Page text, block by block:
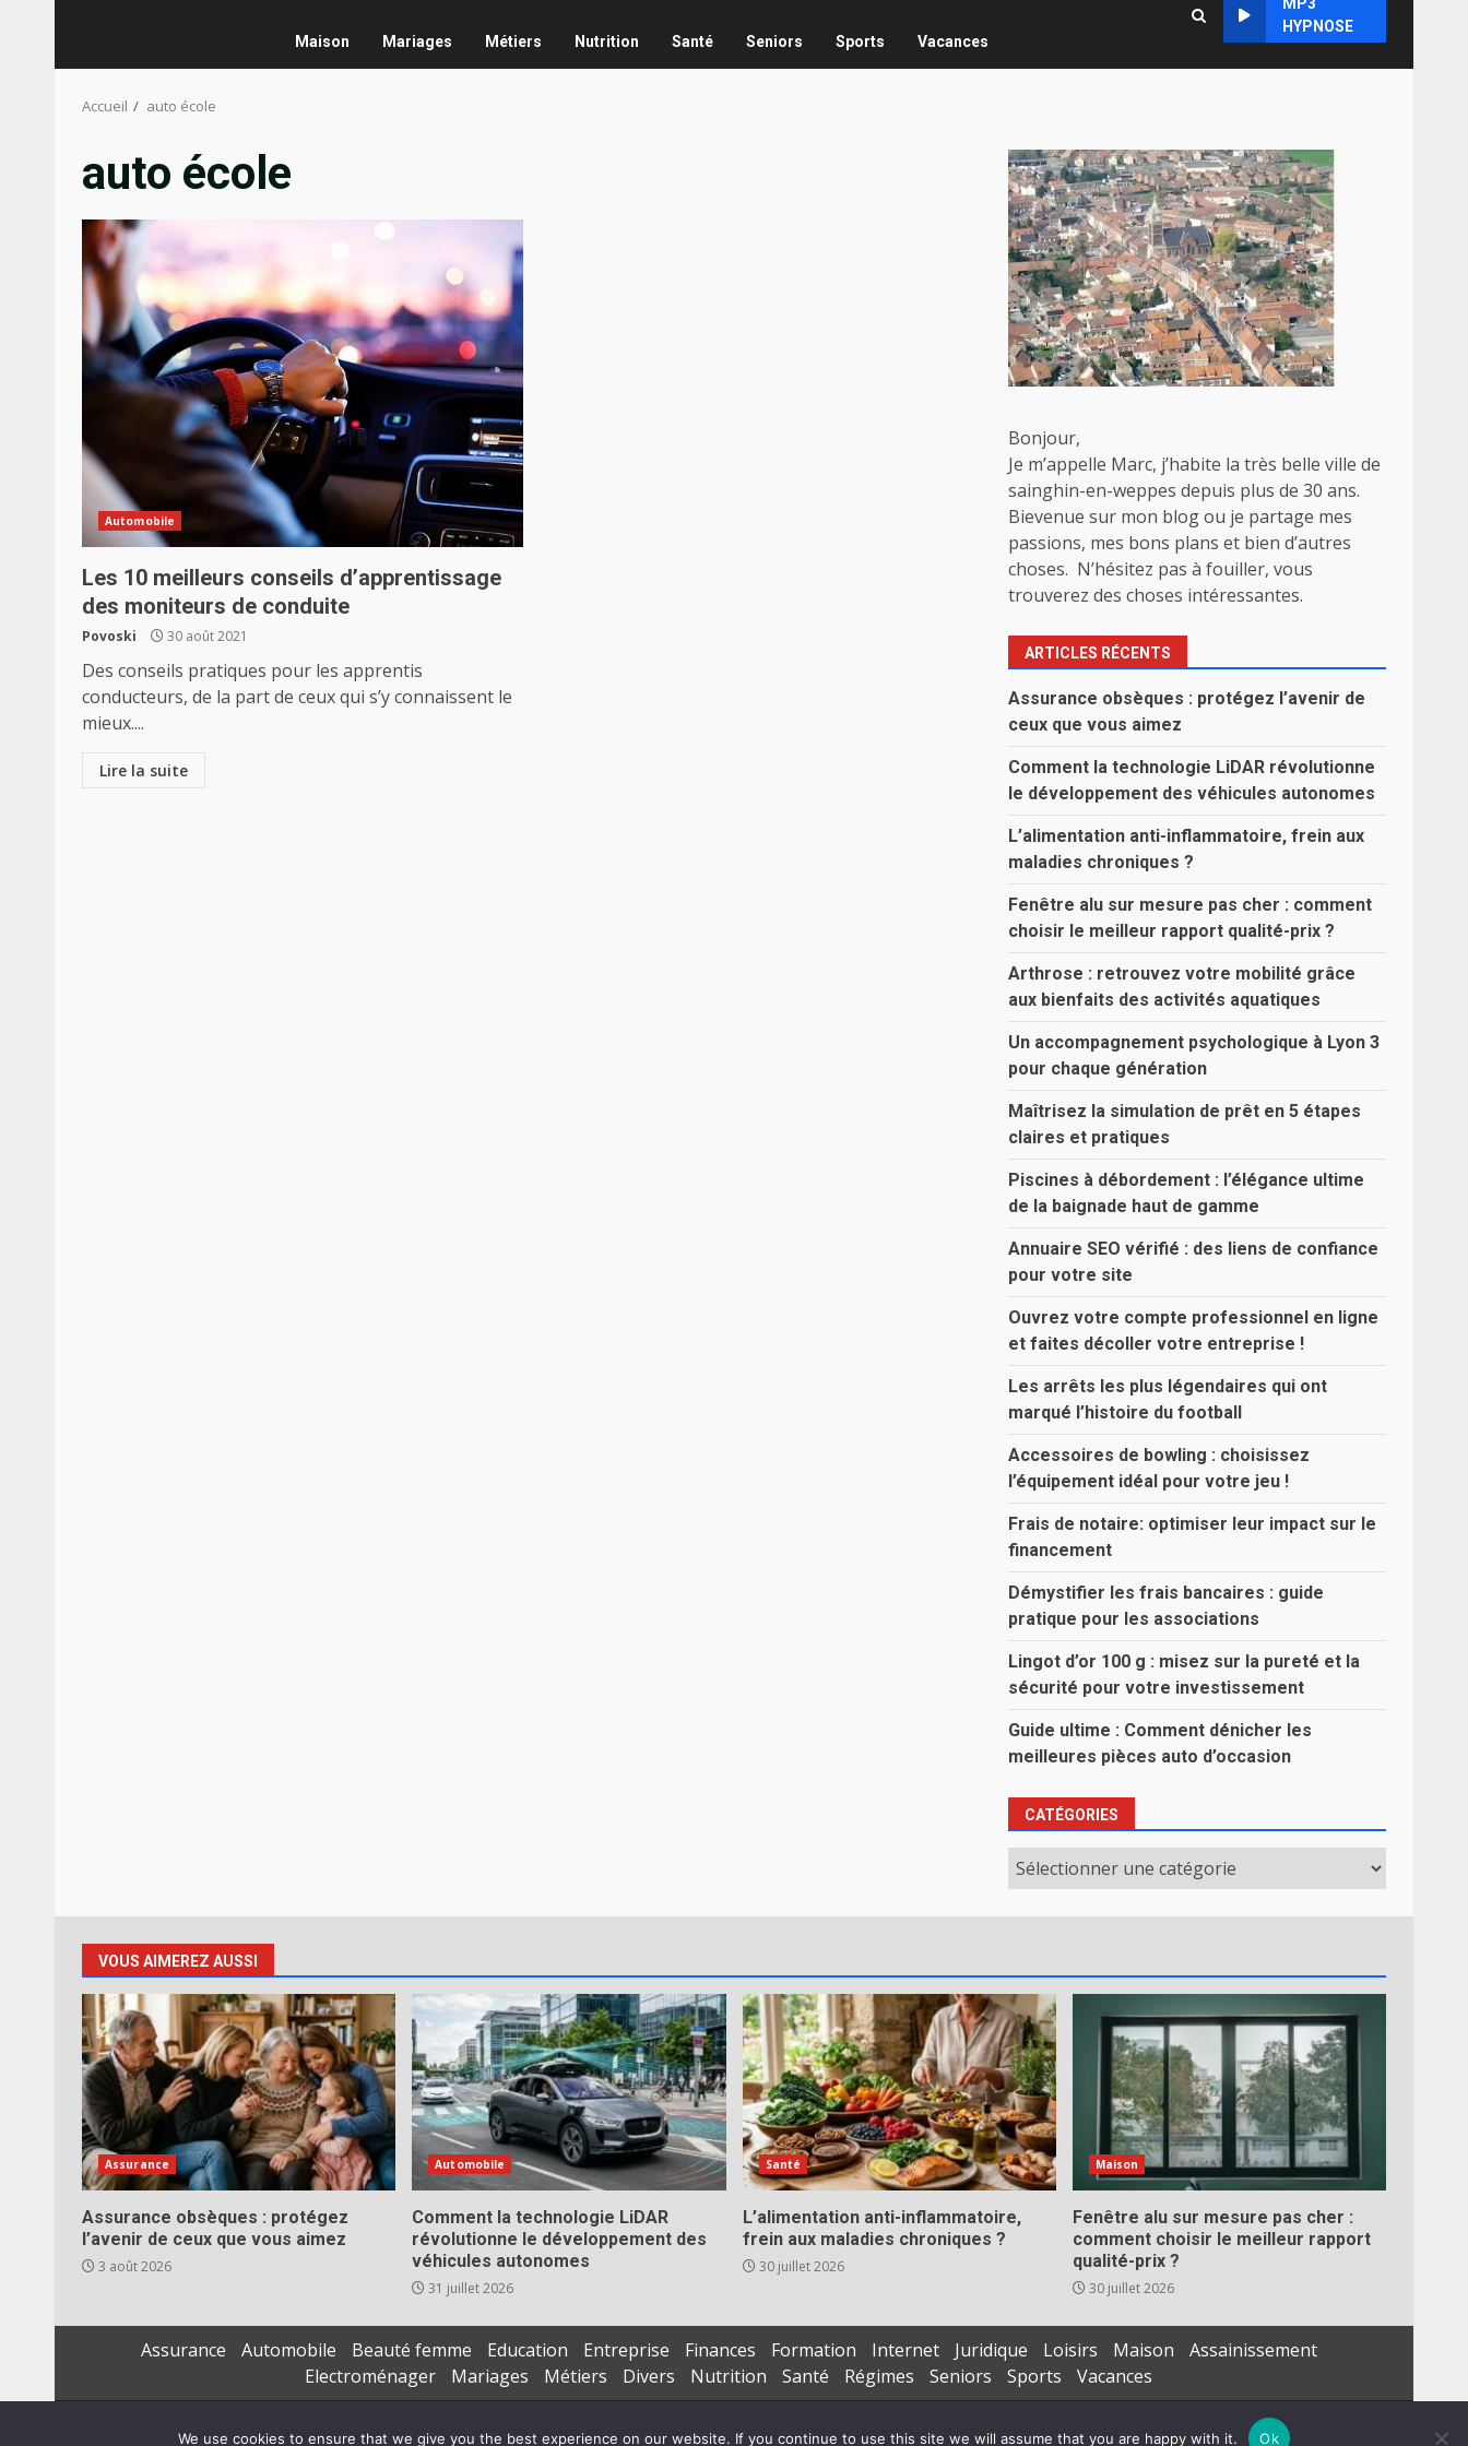
Maison Mariages Métiers Nutrition Santé Seniors Sports Vacances
HYPNOSE
Accueil auto école
auto école
Automobile
Les 10 meilleurs conseils d’apprentissage
des moniteurs de conduite
Povoski 30 août 2021
Des conseils pratiques pour les apprentis
conducteurs, de la part de ceux qui s’y connaissent le
mieux....
Lire la suite
Bonjour,
Je m’appelle Marc, j’habite la très belle ville de
sainghin-en-weppes depuis plus de 30 ans.
Bievenue sur mon blog ou je partage mes
passions, mes bons plans et bien d’autres
choses. N’hésitez pas à fouiller, vous
trouverez des choses intéressantes.
ARTICLES RÉCENTS
Assurance obsèques : protégez l’avenir de
ceux que vous aimez
Comment la technologie LiDAR révolutionne
le développement des véhicules autonomes
L’alimentation anti-inflammatoire, frein aux
maladies chroniques ?
Fenêtre alu sur mesure pas cher : comment
choisir le meilleur rapport qualité-prix ?
Arthrose : retrouvez votre mobilité grâce
aux bienfaits des activités aquatiques
Un accompagnement psychologique à Lyon 3
pour chaque génération
Maîtrisez la simulation de prêt en 5 étapes
claires et pratiques
Piscines à débordement : l’élégance ultime
de la baignade haut de gamme
Annuaire SEO vérifié : des liens de confiance
pour votre site
Ouvrez votre compte professionnel en ligne
et faites décoller votre entreprise !
Les arrêts les plus légendaires qui ont
marqué l’histoire du football
Accessoires de bowling : choisissez
l’équipement idéal pour votre jeu !
Frais de notaire: optimiser leur impact sur le
financement
Démystifier les frais bancaires : guide
pratique pour les associations
Lingot d’or 100 g : misez sur la pureté et la
sécurité pour votre investissement
Guide ultime : Comment dénicher les
meilleures pièces auto d’occasion
CATÉGORIES
Catégories
VOUS AIMEREZ AUSSI
Assurance
Assurance obsèques : protégez
l’avenir de ceux que vous aimez
3 août 2026
Automobile
Comment la technologie LiDAR
révolutionne le développement des
véhicules autonomes
31 juillet 2026
Santé
L’alimentation anti-inflammatoire,
frein aux maladies chroniques ?
30 juillet 2026
Maison
Fenêtre alu sur mesure pas cher :
comment choisir le meilleur rapport
qualité-prix ?
30 juillet 2026
Assurance Automobile Beauté femme Education Entreprise Finances Formation Internet Juridique Loisirs Maison
Assainissement
Electroménager
Mariages Métiers Divers Nutrition Santé Régimes Seniors Sports
Vacances
We use cookies to ensure that we give you the best experience on our website. If you continue to use this site we will assume that you are happy with it. Ok